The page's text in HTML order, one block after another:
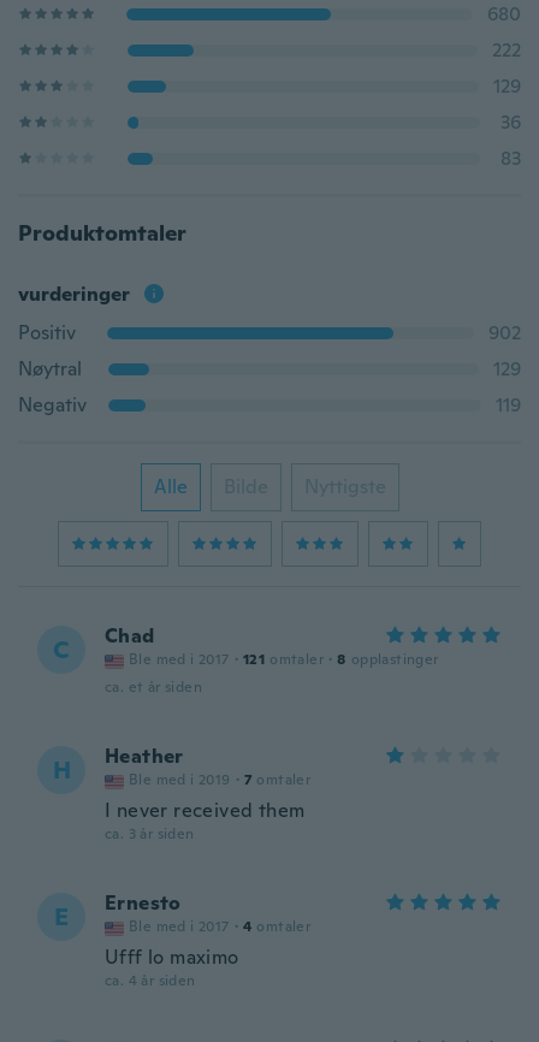
680
222
129
36
83
Produktomtaler
vurderinger
Positiv
902
Nøytral
129
Negativ
119
Alle Bilde Nyttigste
C Chad
Ble med i 2017 · 121 omtaler · 8 opplastinger
ca. et år siden
H Heather
Ble med i 2019 · 7 omtaler
I never received them
ca. 3 år siden
E Ernesto
Ble med i 2017 · 4 omtaler
Ufff lo maximo
ca. 4 år siden